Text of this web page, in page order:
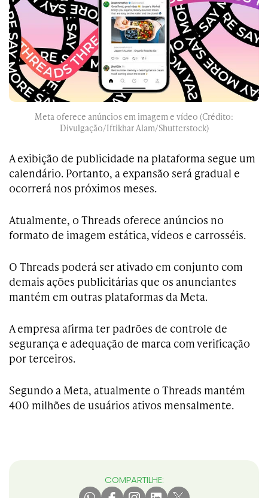
Meta oferece anúncios em imagem e vídeo (Crédito:
Divulgação/Iftikhar Alam/Shutterstock)
A exibição de publicidade na plataforma segue um
calendário. Portanto, a expansão será gradual e
ocorrerá nos próximos meses.
Atualmente, o Threads oferece anúncios no
formato de imagem estática, vídeos e carrosséis.
O Threads poderá ser ativado em conjunto com
demais ações publicitárias que os anunciantes
mantém em outras plataformas da Meta.
A empresa afirma ter padrões de controle de
segurança e adequação de marca com verificação
por terceiros.
Segundo a Meta, atualmente o Threads mantém
400 milhões de usuários ativos mensalmente.
COMPARTILHE: